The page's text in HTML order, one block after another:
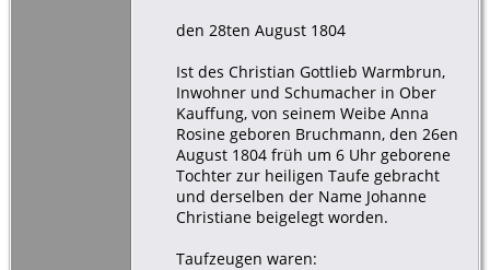
den 28ten August 1804
Ist des Christian Gottlieb Warmbrun,
Inwohner und Schumacher in Ober
Kauffung, von seinem Weibe Anna
Rosine geboren Bruchmann, den 26en
August 1804 früh um 6 Uhr geborene
Tochter zur heiligen Taufe gebracht
und derselben der Name Johanne
Christiane beigelegt worden.
Taufzeugen waren: